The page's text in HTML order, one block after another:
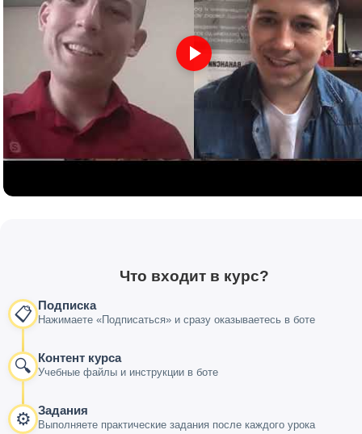
Что входит в курс?
📋 Подписка
Нажимаете «Подписаться» и сразу оказываетесь в боте
🔍 Контент курса
Учебные файлы и инструкции в боте
⚙️ Задания
Выполняете практические задания после каждого урока